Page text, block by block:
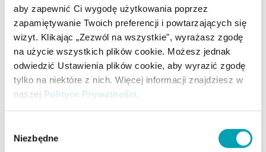
aby zapewnić Ci wygodę użytkowania poprzez
zapamiętywanie Twoich preferencji i powtarzających się
wizyt. Klikając „Zezwól na wszystkie", wyrażasz zgodę
na użycie wszystkich plików cookie. Możesz jednak
odwiedzić Ustawienia plików cookie, aby wyrazić zgodę
tylko na niektóre z nich. Więcej informacji znajdziesz w
naszej Polityce Prywatności .
zgody
NiezbędneJEŚĆ WYSTARCZAJĄCO